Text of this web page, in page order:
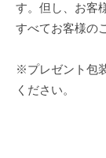
す。但し、お客
すべてお客様の
※プレゼント包
ください。